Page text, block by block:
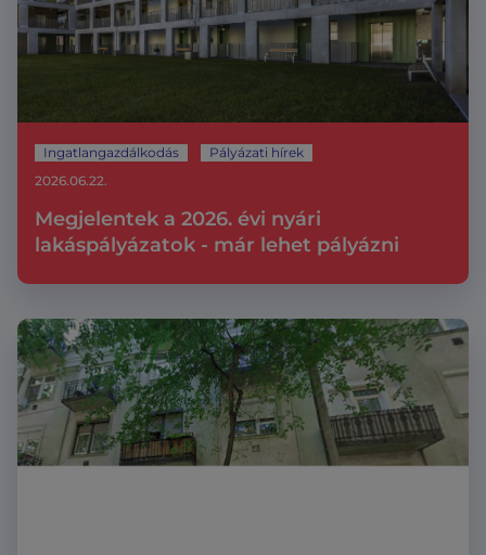
Ingatlangazdálkodás Pályázati hírek
Megjelentek a 2026. évi nyári
lakáspályázatok - már lehet pályázni
2026.06.22.